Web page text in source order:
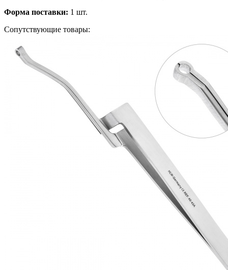
Форма поставки: 1 шт.
Сопутствующие товары: